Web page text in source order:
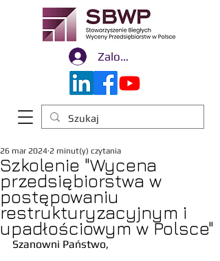
Zaloguj się
Szkolenie "Wycena
przedsiębiorstwa w
postępowaniu
restrukturyzacyjnym i
upadłościowym w Polsce"
26 mar 2024 2 minut(y) czytania
Szanowni Państwo,